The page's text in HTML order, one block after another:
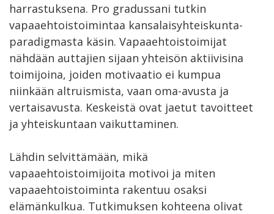
harrastuksena. Pro gradussani tutkin
vapaaehtoistoimintaa kansalaisyhteiskunta-
paradigmasta käsin. Vapaaehtoistoimijat
nähdään auttajien sijaan yhteisön aktiivisina
toimijoina, joiden motivaatio ei kumpua
niinkään altruismista, vaan oma-avusta ja
vertaisavusta. Keskeistä ovat jaetut tavoitteet
ja yhteiskuntaan vaikuttaminen.
Lähdin selvittämään, mikä
vapaaehtoistoimijoita motivoi ja miten
vapaaehtoistoiminta rakentuu osaksi
elämänkulkua. Tutkimuksen kohteena olivat